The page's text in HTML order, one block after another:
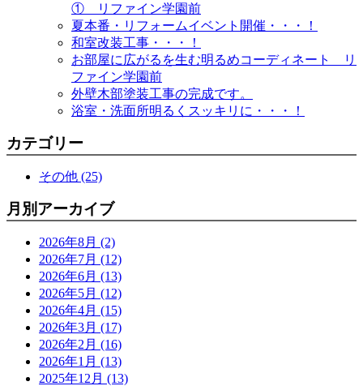
① リファイン学園前
夏本番・リフォームイベント開催・・・！
和室改装工事・・・！
お部屋に広がるを生む明るめコーディネート リ
ファイン学園前
外壁木部塗装工事の完成です。
浴室・洗面所明るくスッキリに・・・！
カテゴリー
その他 (25)
月別アーカイブ
2026年8月 (2)
2026年7月 (12)
2026年6月 (13)
2026年5月 (12)
2026年4月 (15)
2026年3月 (17)
2026年2月 (16)
2026年1月 (13)
2025年12月 (13)